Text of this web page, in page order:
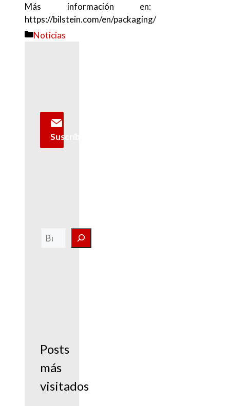
Más información en:
https://bilstein.com/en/packaging/
Categorías
Noticias
Suscríbete
Buscar
Posts
más
visitados